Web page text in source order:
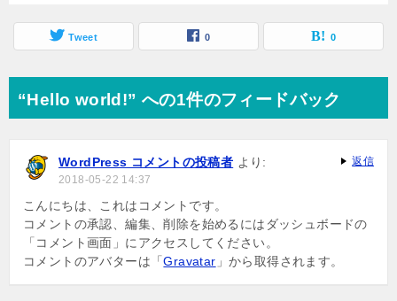
Tweet 0 0
“Hello world!” への1件のフィードバック
WordPress コメントの投稿者 より:
2018-05-22 14:37
こんにちは、これはコメントです。
コメントの承認、編集、削除を始めるにはダッシュボードの
「コメント画面」にアクセスしてください。
コメントのアバターは「Gravatar 」から取得されます。
返信